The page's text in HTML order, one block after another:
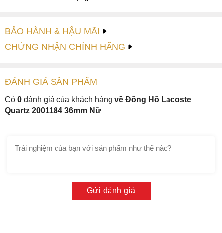
BẢO HÀNH & HẬU MÃI
CHỨNG NHẬN CHÍNH HÃNG
ĐÁNH GIÁ SẢN PHẤM
Có 0 đánh giá của khách hàng về Đồng Hồ Lacoste
Quartz 2001184 36mm Nữ
Gửi đánh giá